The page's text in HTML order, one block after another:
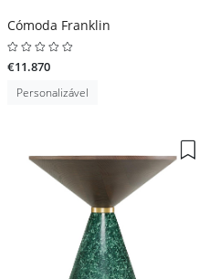
Cómoda Franklin
€11.870
Personalizável